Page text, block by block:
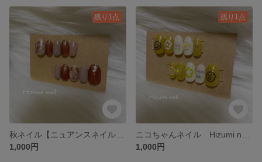
残り1点
1,000円
残り1点
1,000円